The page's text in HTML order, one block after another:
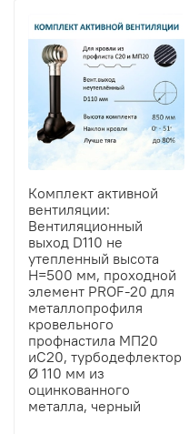
Комплект активной
вентиляции:
Вентиляционный
выход D110 не
утепленный высота
H=500 мм, проходной
элемент PROF-20 для
металлопрофиля
кровельного
профнастила МП20
иС20, турбодефлектор
Ø 110 мм из
оцинкованного
металла, черный